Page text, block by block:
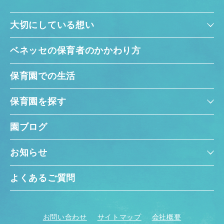
大切にしている想い
ベネッセの保育者のかかわり方
保育園での生活
保育園を探す
園ブログ
お知らせ
よくあるご質問
お問い合わせ サイトマップ 会社概要